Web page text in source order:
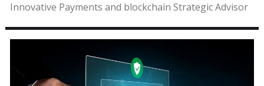
Innovative Payments and blockchain Strategic Advisor